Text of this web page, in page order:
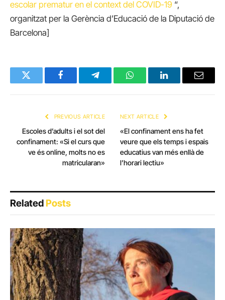
escolar prematur en el context del COVID-19 “,
organitzat per la Gerència d’Educació de la Diputació de
Barcelona]
Twitter FacebookTelegramWhatsAppLinkedInEmail
PREVIOUS ARTICLE
Escoles d’adults i el sot del
confinament: «Si el curs que
ve és online, molts no es
matricularan»
NEXT ARTICLE
«El confinament ens ha fet
veure que els temps i espais
educatius van més enllà de
l’horari lectiu»
RelatedPosts